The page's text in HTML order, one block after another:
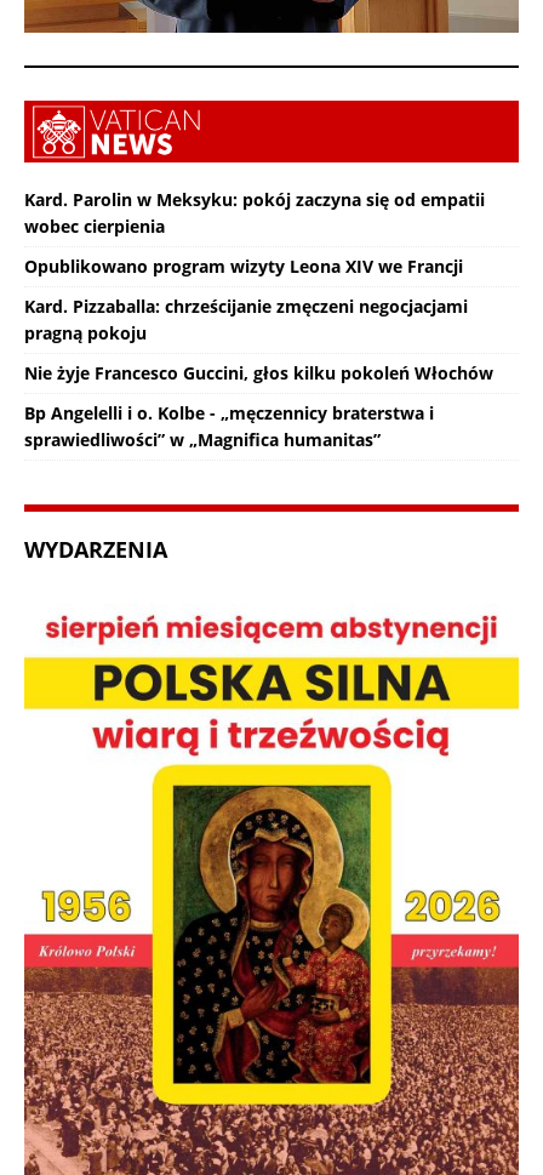
Kard. Parolin w Meksyku: pokój zaczyna się od empatii
wobec cierpienia
Opublikowano program wizyty Leona XIV we Francji
Kard. Pizzaballa: chrześcijanie zmęczeni negocjacjami
pragną pokoju
Nie żyje Francesco Guccini, głos kilku pokoleń Włochów
Bp Angelelli i o. Kolbe - „męczennicy braterstwa i
sprawiedliwości” w „Magnifica humanitas”
WYDARZENIA